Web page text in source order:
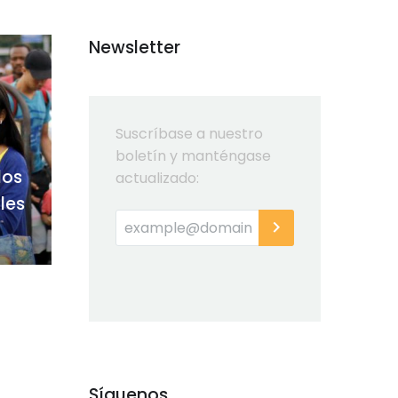
Newsletter
Suscríbase a nuestro
boletín y manténgase
actualizado: